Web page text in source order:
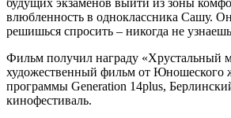
влюбленность в одноклассника Сашу.
решишься спросить – никогда не
Фильм получил награду «Хрустальный
художественный фильм от Юношеского
программы Generation 14plus,
кинофестиваль.